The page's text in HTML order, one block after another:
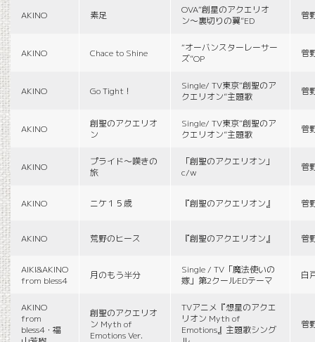
AKINO 素足
OVA“創星のアクエリオ
ン〜裏切りの翼”ED
菅
AKINO Chace to Shine
“オーバンスターレーサー
ズ”OP
菅
AKINO Go Tight！
Single/ TV東京“創聖のア
クエリオン”主題歌
菅
AKINO
創聖のアクエリオ
ン
Single/ TV東京“創聖のア
クエリオン”主題歌
菅
AKINO
プライド〜嘆きの
旅
「創聖のアクエリオン」
c/w
菅
AKINO ニケ１５歳 『創聖のアクエリオン』 菅
AKINO 荒野のヒース 『創聖のアクエリオン』 菅
AIKI&AKINO
from bless4
月のもう半分
Single / TV「魔法使いの
嫁」第2クールEDテーマ
白
AKINO
from
bless4・福
創聖のアクエリオ
ン Myth of
Emotions Ver.
TVアニメ『想星のアクエ
リオン Myth of
Emotions』主題歌シング
菅